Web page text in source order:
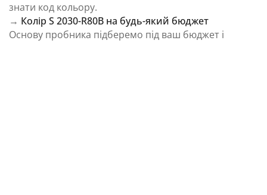
знати код кольору.
→ Колір S 2030-R80B на будь-який бюджет
Основу пробника підберемо під ваш бюджет і